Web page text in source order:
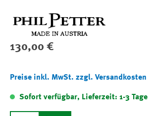
Regulärer Preis:
130,00 €
Preise inkl. MwSt. zzgl. Versandkosten
Sofort verfügbar, Lieferzeit: 1-3 Tage